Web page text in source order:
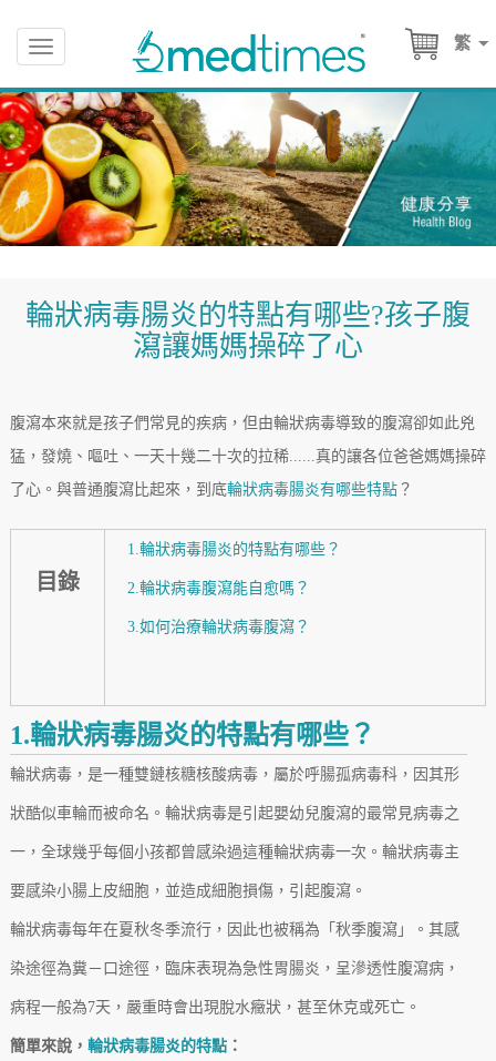
繁
Toggle
navigation
輪狀病毒腸炎的特點有哪些?孩子腹
瀉讓媽媽操碎了心
腹瀉本來就是孩子們常見的疾病，但由輪狀病毒導致的腹瀉卻如此兇
猛，發燒、嘔吐、一天十幾二十次的拉稀......真的讓各位爸爸媽媽操碎
了心。與普通腹瀉比起來，到底輪狀病毒腸炎有哪些特點？
目錄
1.輪狀病毒腸炎的特點有哪些？
2.輪狀病毒腹瀉能自愈嗎？
3.如何治療輪狀病毒腹瀉？
1.輪狀病毒腸炎的特點有哪些？
輪狀病毒，是一種雙鏈核糖核酸病毒，屬於呼腸孤病毒科，因其形
狀酷似車輪而被命名。輪狀病毒是引起嬰幼兒腹瀉的最常見病毒之
一，全球幾乎每個小孩都曾感染過這種輪狀病毒一次。輪狀病毒主
要感染小腸上皮細胞，並造成細胞損傷，引起腹瀉。
輪狀病毒每年在夏秋冬季流行，因此也被稱為「秋季腹瀉」。其感
染途徑為糞－口途徑，臨床表現為急性胃腸炎，呈滲透性腹瀉病，
病程一般為7天，嚴重時會出現脫水癥狀，甚至休克或死亡。
簡單來說， 輪狀病毒腸炎的特點：